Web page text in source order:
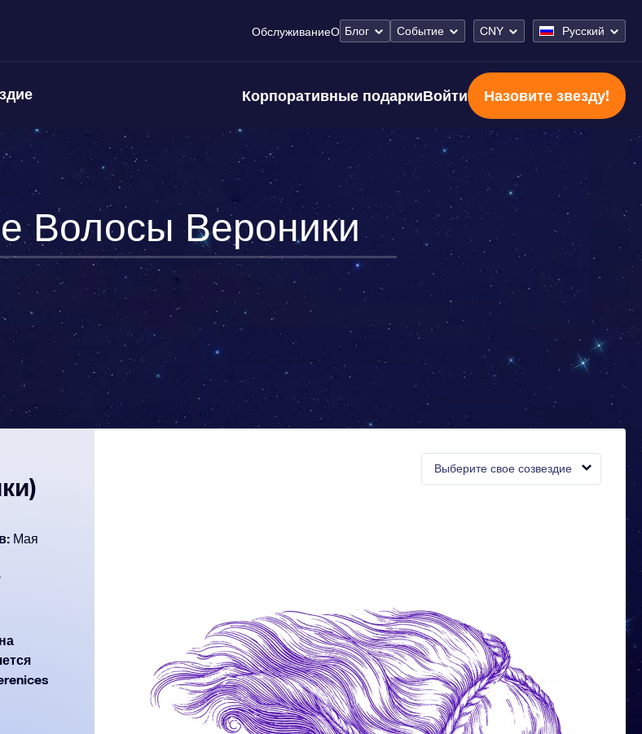
ОбслуживаниеО Блог Событие CNY Русский
Корпоративные подаркиВойти Назовите звезду!
Волосы Вероники
Выберите свое созвездие
Мая